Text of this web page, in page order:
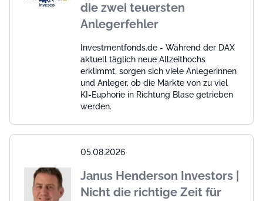
die zwei teuersten
Anlegerfehler
Investmentfonds.de - Während der DAX
aktuell täglich neue Allzeithochs
erklimmt, sorgen sich viele Anlegerinnen
und Anleger, ob die Märkte von zu viel
KI-Euphorie in Richtung Blase getrieben
werden.
05.08.2026
Janus Henderson Investors |
Nicht die richtige Zeit für